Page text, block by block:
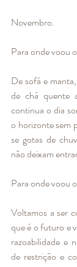
Novembro.
Para onde voou
De sofá e
de chá quente
continua o dia
o horizonte sem
se gotas de
não deixam
Para onde voou
Voltamos a ser
que é o futuro e
razoabilidade e
de restrição e